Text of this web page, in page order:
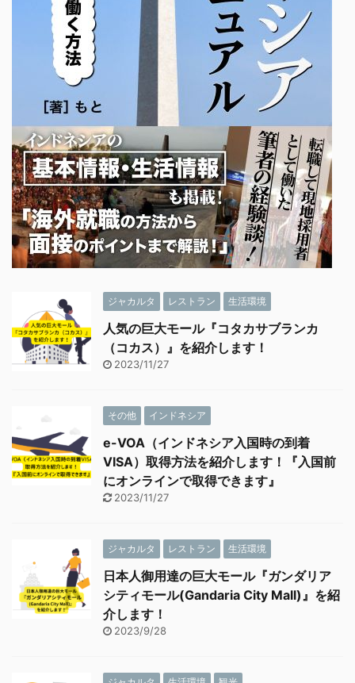
ジャカルタ レストラン 生活環境
人気の巨大モール『コタカサブランカ
（コカス）』を紹介します！
2023/11/27
その他 インドネシア
e-VOA（インドネシア入国時の到着
VISA）取得方法を紹介します！『入国前
にオンラインで取得できます』
2023/11/27
ジャカルタ レストラン 生活環境
日本人御用達の巨大モール『ガンダリア
シティモール(Gandaria City Mall)』を紹
介します！
2023/9/28